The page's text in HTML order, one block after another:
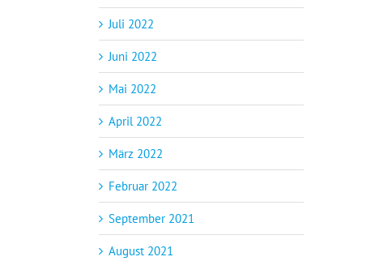
Juli 2022
Juni 2022
Mai 2022
April 2022
März 2022
Februar 2022
September 2021
August 2021